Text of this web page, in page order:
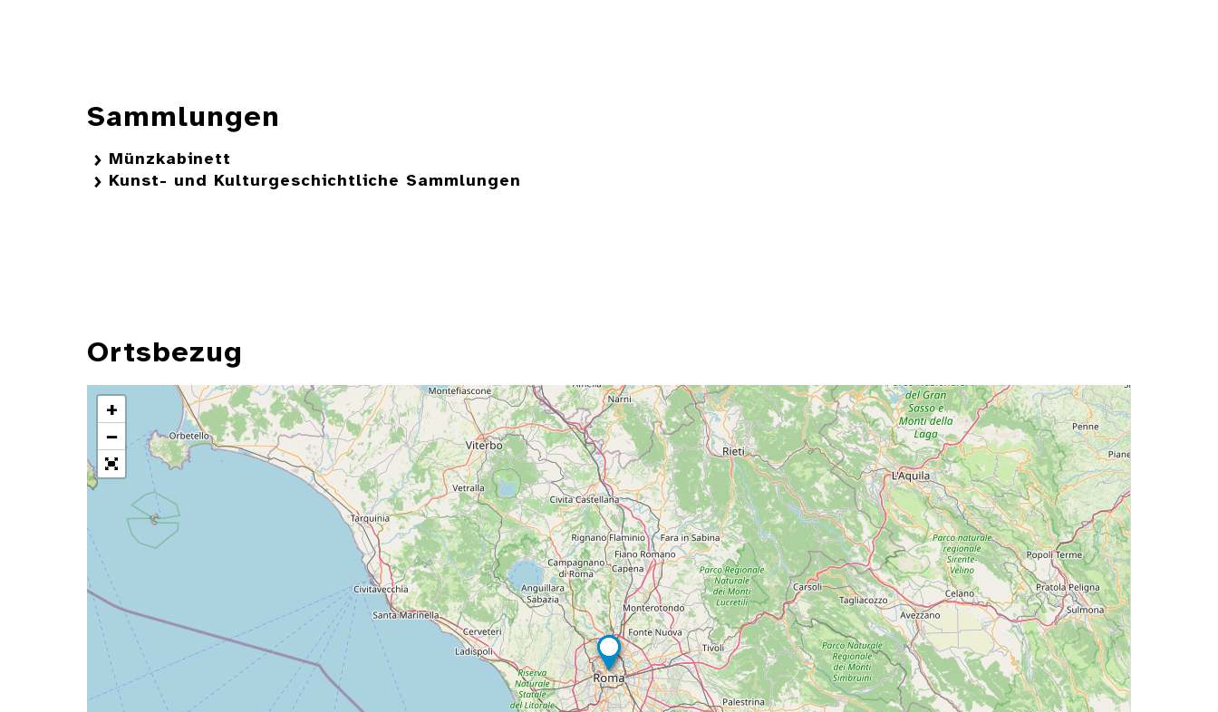
Sammlungen
Münzkabinett
Kunst- und Kulturgeschichtliche Sammlungen
Ortsbezug
+
−